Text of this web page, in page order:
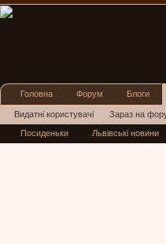
Головна Форум Блоги
Видатні користувачі Зараз на
Нові повідомлення профілю
Посиденьки Львівські новини